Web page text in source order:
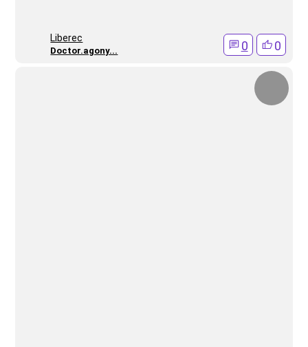
Liberec
Doctor.agony... 0 0